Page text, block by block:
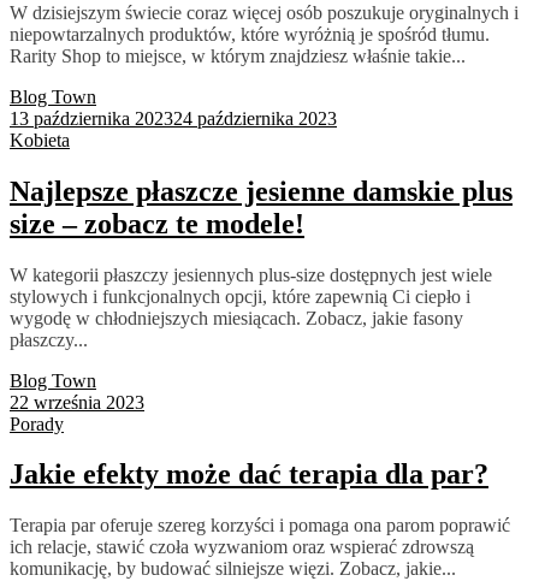
W dzisiejszym świecie coraz więcej osób poszukuje oryginalnych i
niepowtarzalnych produktów, które wyróżnią je spośród tłumu.
Rarity Shop to miejsce, w którym znajdziesz właśnie takie...
Blog Town
13 października 202324 października 2023
Kobieta
Najlepsze płaszcze jesienne damskie plus
size – zobacz te modele!
W kategorii płaszczy jesiennych plus-size dostępnych jest wiele
stylowych i funkcjonalnych opcji, które zapewnią Ci ciepło i
wygodę w chłodniejszych miesiącach. Zobacz, jakie fasony
płaszczy...
Blog Town
22 września 2023
Porady
Jakie efekty może dać terapia dla par?
Terapia par oferuje szereg korzyści i pomaga ona parom poprawić
ich relacje, stawić czoła wyzwaniom oraz wspierać zdrowszą
komunikację, by budować silniejsze więzi. Zobacz, jakie...